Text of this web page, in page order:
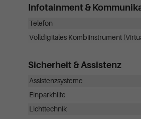
Infotainment &
Telefon
Volldigitales Kombiinstrument
Sicherheit & Assistenz
Assistenzsysteme
Einparkhilfe
Lichttechnik